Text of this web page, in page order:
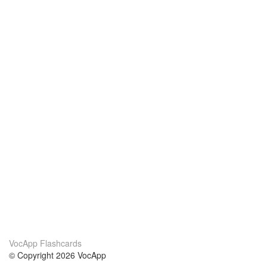
VocApp Flashcards
© Copyright 2026 VocApp